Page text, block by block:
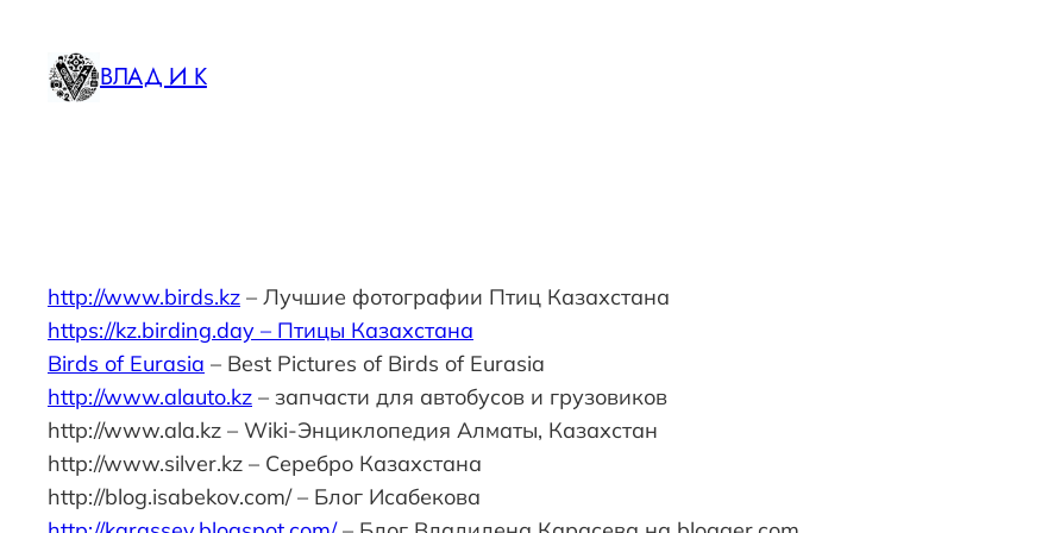
content
ВЛАД И К
http://www.birds.kz – Лучшие фотографии Птиц Казахстана
https://kz.birding.day – Птицы Казахстана
Birds of Eurasia – Best Pictures of Birds of Eurasia
http://www.alauto.kz – запчасти для автобусов и грузовиков
http://www.ala.kz – Wiki-Энциклопедия Алматы, Казахстан
http://www.silver.kz – Серебро Казахстана
http://blog.isabekov.com/ – Блог Исабекова